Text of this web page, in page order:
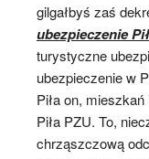
gilgałbyś zaś
ubezpieczenie
turystyczne
ubezpieczenie w
Piła on,
Piła PZU. To,
chrząszczową